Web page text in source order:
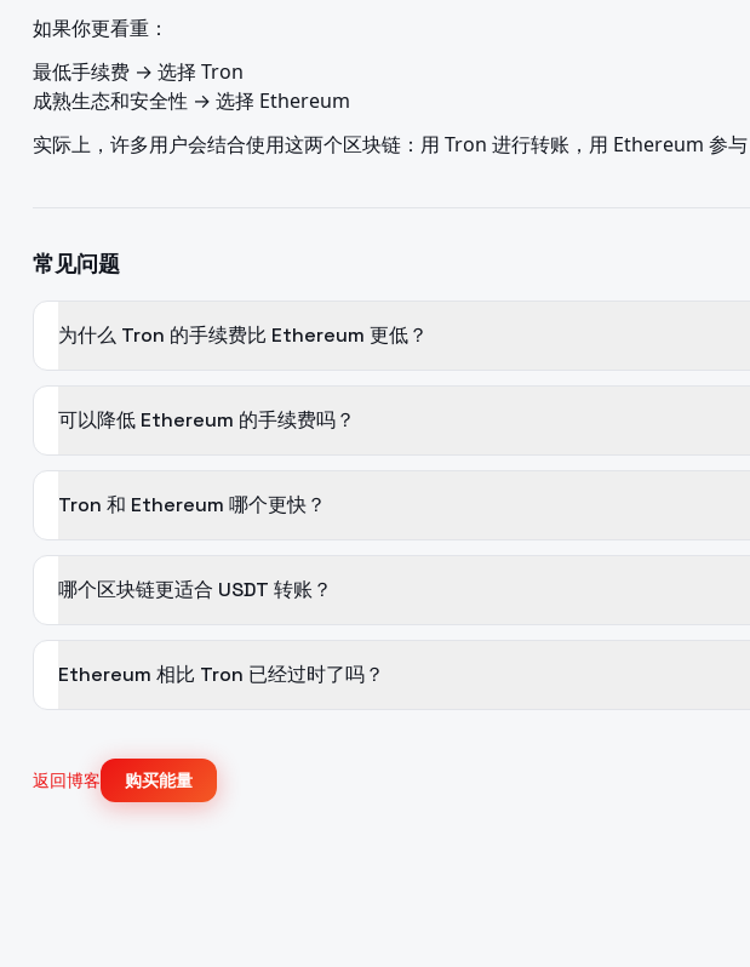
如果你更看重：
最低手续费 → 选择 Tron
成熟生态和安全性 → 选择 Ethereum
实际上，许多用户会结合使用这两个区块链：用 Tron 进行转账，用 Ethereum 参
常见问题
为什么 Tron 的手续费比 Ethereum 更低？
可以降低 Ethereum 的手续费吗？
Tron 和 Ethereum 哪个更快？
哪个区块链更适合 USDT 转账？
Ethereum 相比 Tron 已经过时了吗？
返回博客 购买能量